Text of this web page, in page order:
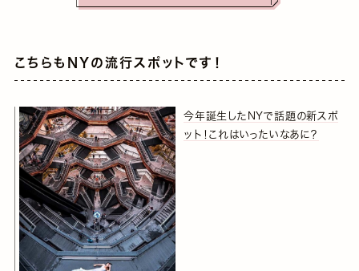
こちらもNYの流行スポットです！
今年誕生したNYで話題の新スポ
ット！これはいったいなあに？